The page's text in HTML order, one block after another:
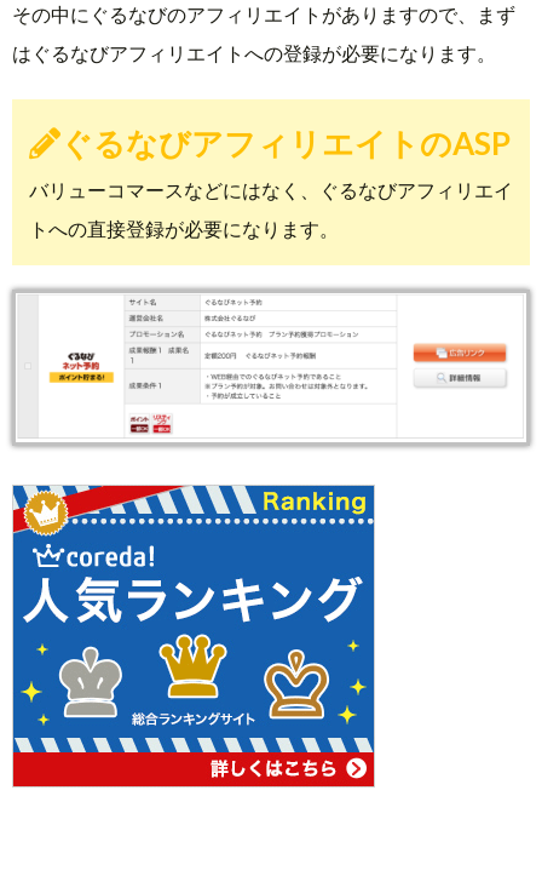
その中にぐるなびのアフィリエイトがありますので、まず
はぐるなびアフィリエイトへの登録が必要になります。
ぐるなびアフィリエイトのASP
バリューコマースなどにはなく、ぐるなびアフィリエイ
トへの直接登録が必要になります。